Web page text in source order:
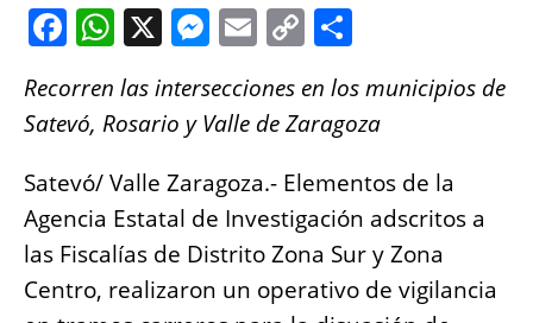
F
c
e
b
o
o
k
W
h
at
s
A
p
p
X M
ss
e
n
g
er
E
ai
l
C
p
y
Li
n
k
a
re
Recorren las intersecciones en los municipios de
Satevó, Rosario y Valle de Zaragoza
Satevó/ Valle Zaragoza.- Elementos de la
Agencia Estatal de Investigación adscritos a
las Fiscalías de Distrito Zona Sur y Zona
Centro, realizaron un operativo de vigilancia